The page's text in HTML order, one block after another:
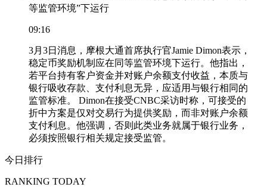
等监管环境”下运行
09:16
3月3日消息，摩根大通首席执行官Jamie Dimon表示，
稳定币奖励机制应在同等监管环境下运行。他指出，
若平台持有客户资金并对账户余额支付收益，本质与
银行吸收存款、支付利息无异，应适用与银行相同的
监管标准。 Dimon在接受CNBC采访时称，可接受的
折中方案是仅对交易行为提供奖励，而非对账户余额
支付利息。他强调，否则此类业务就属于银行业务，
必须按照银行相关规定接受监管。
今日排行
RANKING TODAY